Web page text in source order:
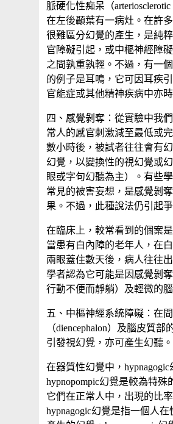
脈硬化性痴呆（arteriosclerotic
在左後顳葉有一病灶。在許
很難區分幻覺的產生，是純
官障礙引起，或中樞神經障
之間孰重孰輕。不過，有一
的例子是耳鳴，它可因耳疾
官能症或其他精神疾病中亦
四、感覺剝奪：從實驗中我
常人的感官刺激減至最低或
數小時後，被試者往往會有
幻覺，以變換性的視幻覺或
眼或字句幻聽為主）。有些
常見的被害妄想，是感覺剝
果。不過，此種說法仍引起爭
在臨床上，較常看到的個案
當患有白內障的老年人，在
兩眼蓋住數天後，病人往往
學者認為它可能是因感覺剝
行動不便而靜躺）及輕微的
五、中樞神經系統障礙：在
（diencephalon）及腦皮質部
引發視幻覺，亦可產生幻聽。
在器質性幻覺中，hypnagogic
hypnopompic幻覺是較為特殊
它們在正常人中，出現的比
hypnagogic幻覺是指一個人